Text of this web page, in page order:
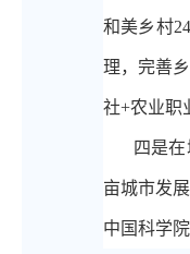
和美乡村
理，完善
社+农业职
四是
亩城市发
中国科学